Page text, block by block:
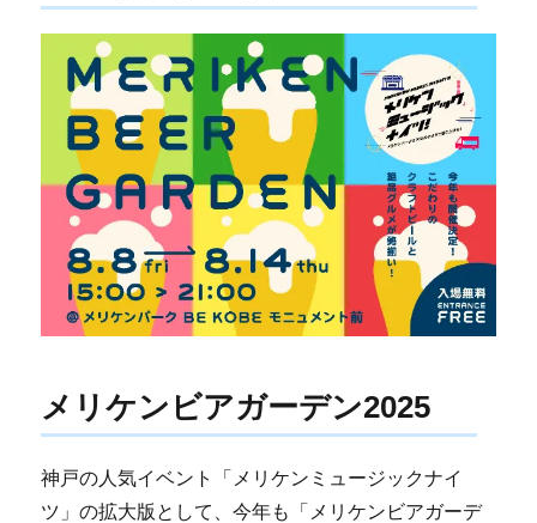
メリケンビアガーデン2025
神戸の人気イベント「メリケンミュージックナイ
ツ」の拡大版として、今年も「メリケンビアガーデ